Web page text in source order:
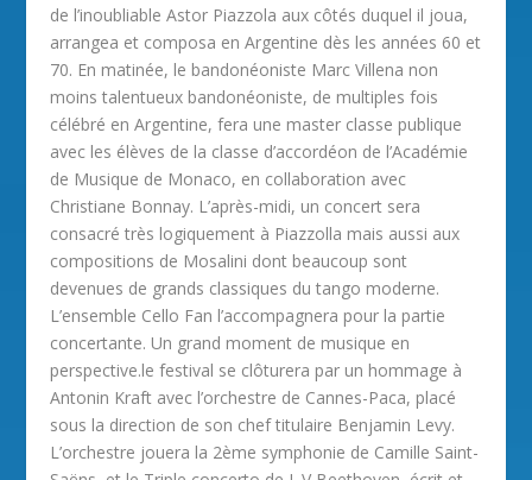
de l’inoubliable Astor Piazzola aux côtés duquel il joua,
arrangea et composa en Argentine dès les années 60 et
70. En matinée, le bandonéoniste Marc Villena non
moins talentueux bandonéoniste, de multiples fois
célébré en Argentine, fera une master classe publique
avec les élèves de la classe d’accordéon de l’Académie
de Musique de Monaco, en collaboration avec
Christiane Bonnay. L’après-midi, un concert sera
consacré très logiquement à Piazzolla mais aussi aux
compositions de Mosalini dont beaucoup sont
devenues de grands classiques du tango moderne.
L’ensemble Cello Fan l’accompagnera pour la partie
concertante. Un grand moment de musique en
perspective.le festival se clôturera par un hommage à
Antonin Kraft avec l’orchestre de Cannes-Paca, placé
sous la direction de son chef titulaire Benjamin Levy.
L’orchestre jouera la 2ème symphonie de Camille Saint-